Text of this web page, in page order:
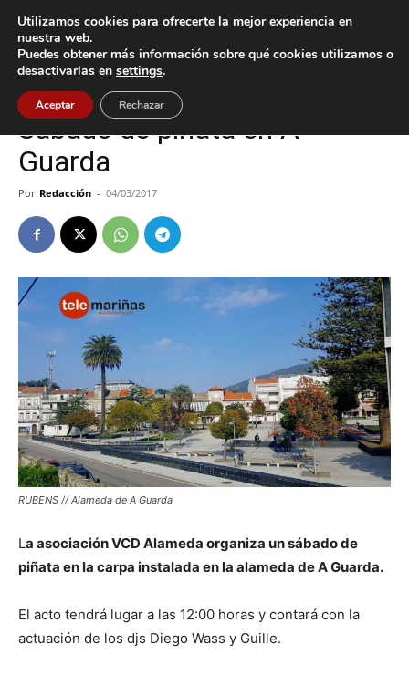
Inicio A Guarda
A Guarda Cultura / Ocio
Sábado de piñata en A
Guarda
Por Redacción - 04/03/2017
RUBENS // Alameda de A Guarda
La asociación VCD Alameda organiza un sábado de
piñata en la carpa instalada en la alameda de A Guarda.
El acto tendrá lugar a las 12:00 horas y contará con la
actuación de los djs Diego Wass y Guille.
Utilizamos cookies para ofrecerte la mejor experiencia en
nuestra web.
Puedes obtener más información sobre qué cookies utilizamos o
desactivarlas en settings.
Aceptar Rechazar